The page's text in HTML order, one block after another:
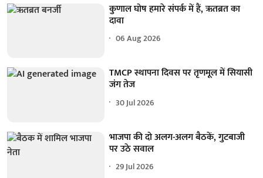
कुणाल घोष हमारे संपर्क में हैं, ऋतब्रत का
दावा
06 Aug 2026
TMCP स्थापना दिवस पर तृणमूल में सियासी
जंग तेज
30 Jul 2026
भाजपा की दो अलग-अलग बैठकें, गुटबाजी
पर उठे सवाल
29 Jul 2026